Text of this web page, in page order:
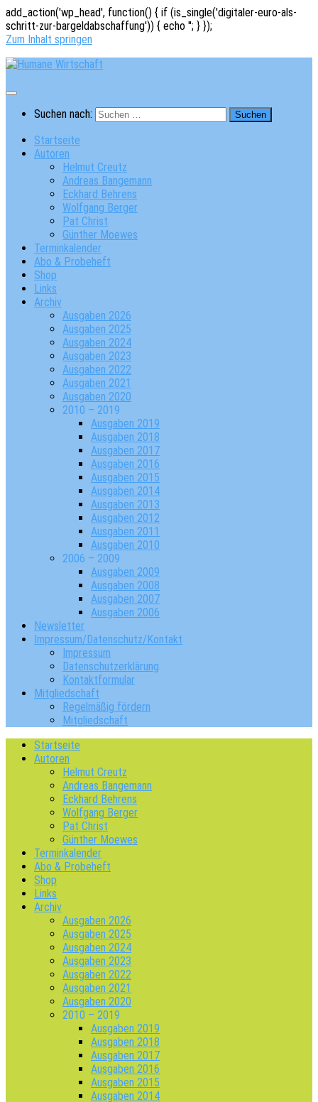
add_action('wp_head', function() { if (is_single('digitaler-euro-als-
schritt-zur-bargeldabschaffung')) { echo ''; } });
Zum Inhalt springen
Suchen nach:
Startseite
Autoren
Helmut Creutz
Andreas Bangemann
Eckhard Behrens
Wolfgang Berger
Pat Christ
Günther Moewes
Terminkalender
Abo & Probeheft
Shop
Links
Archiv
Ausgaben 2026
Ausgaben 2025
Ausgaben 2024
Ausgaben 2023
Ausgaben 2022
Ausgaben 2021
Ausgaben 2020
2010 – 2019
Ausgaben 2019
Ausgaben 2018
Ausgaben 2017
Ausgaben 2016
Ausgaben 2015
Ausgaben 2014
Ausgaben 2013
Ausgaben 2012
Ausgaben 2011
Ausgaben 2010
2006 – 2009
Ausgaben 2009
Ausgaben 2008
Ausgaben 2007
Ausgaben 2006
Newsletter
Impressum/Datenschutz/Kontakt
Impressum
Datenschutzerklärung
Kontaktformular
Mitgliedschaft
Regelmäßig fördern
Mitgliedschaft
Startseite
Autoren
Helmut Creutz
Andreas Bangemann
Eckhard Behrens
Wolfgang Berger
Pat Christ
Günther Moewes
Terminkalender
Abo & Probeheft
Shop
Links
Archiv
Ausgaben 2026
Ausgaben 2025
Ausgaben 2024
Ausgaben 2023
Ausgaben 2022
Ausgaben 2021
Ausgaben 2020
2010 – 2019
Ausgaben 2019
Ausgaben 2018
Ausgaben 2017
Ausgaben 2016
Ausgaben 2015
Ausgaben 2014